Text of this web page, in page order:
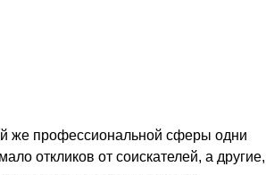
же профессиональной сферы одни
откликов от соискателей, а другие,